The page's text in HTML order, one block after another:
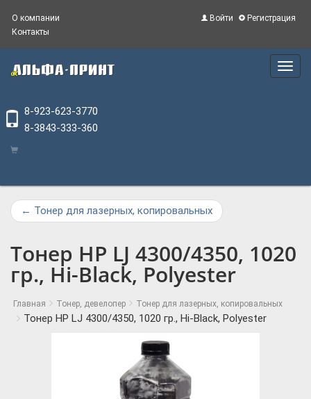
Войти Регистрация
О компании
Контакты
Main
Menu
8-923-623-3770
8-3843-333-360
← Тонер для лазерных, копировальных
Тонер HP LJ 4300/4350, 1020
гр., Hi-Black, Polyester
Главная Тонер, девелопер Тонер для лазерных, копировальных
Тонер HP LJ 4300/4350, 1020 гр., Hi-Black, Polyester